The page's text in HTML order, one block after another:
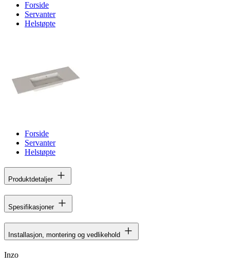
Forside
Servanter
Helstøpte
Forside
Servanter
Helstøpte
Produktdetaljer
Spesifikasjoner
Installasjon, montering og vedlikehold
Inzo